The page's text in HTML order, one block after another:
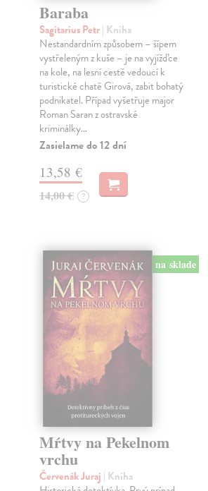
Baraba
Sagitarius Petr| Kniha
Nestandardním způsobem – šípem
vystřeleným z kuše – je na vyjížďce
na kole, na lesní cestě vedoucí k
turistické chatě Girová, zabit bohatý
podnikatel. Případ vyšetřuje major
Roman Saran z ostravské
kriminálky…
Zasielame do 12 dní
13,58 €
14,00 € ?
na sklade
Mŕtvy na Pekelnom
vrchu
Červenák Juraj | Kniha